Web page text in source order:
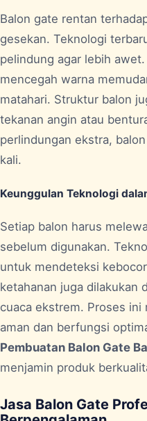
Balon gate rentan
gesekan. Teknologi
pelindung agar lebih
mencegah warna
matahari. Struktur balon
tekanan angin atau
perlindungan ekstra,
kali.
Keunggulan Teknologi
Setiap balon harus
sebelum digunakan.
untuk mendeteksi
ketahanan juga dilakukan
cuaca ekstrem. Proses
aman dan berfungsi
Pembuatan Balon Gate
menjamin produk
Jasa Balon Gate